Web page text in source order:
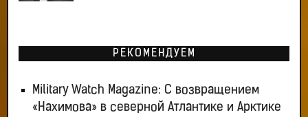
РЕКОМЕНДУЕМ
Military Watch Magazine: С возвращением
«Нахимова» в северной Атлантике и Арктике